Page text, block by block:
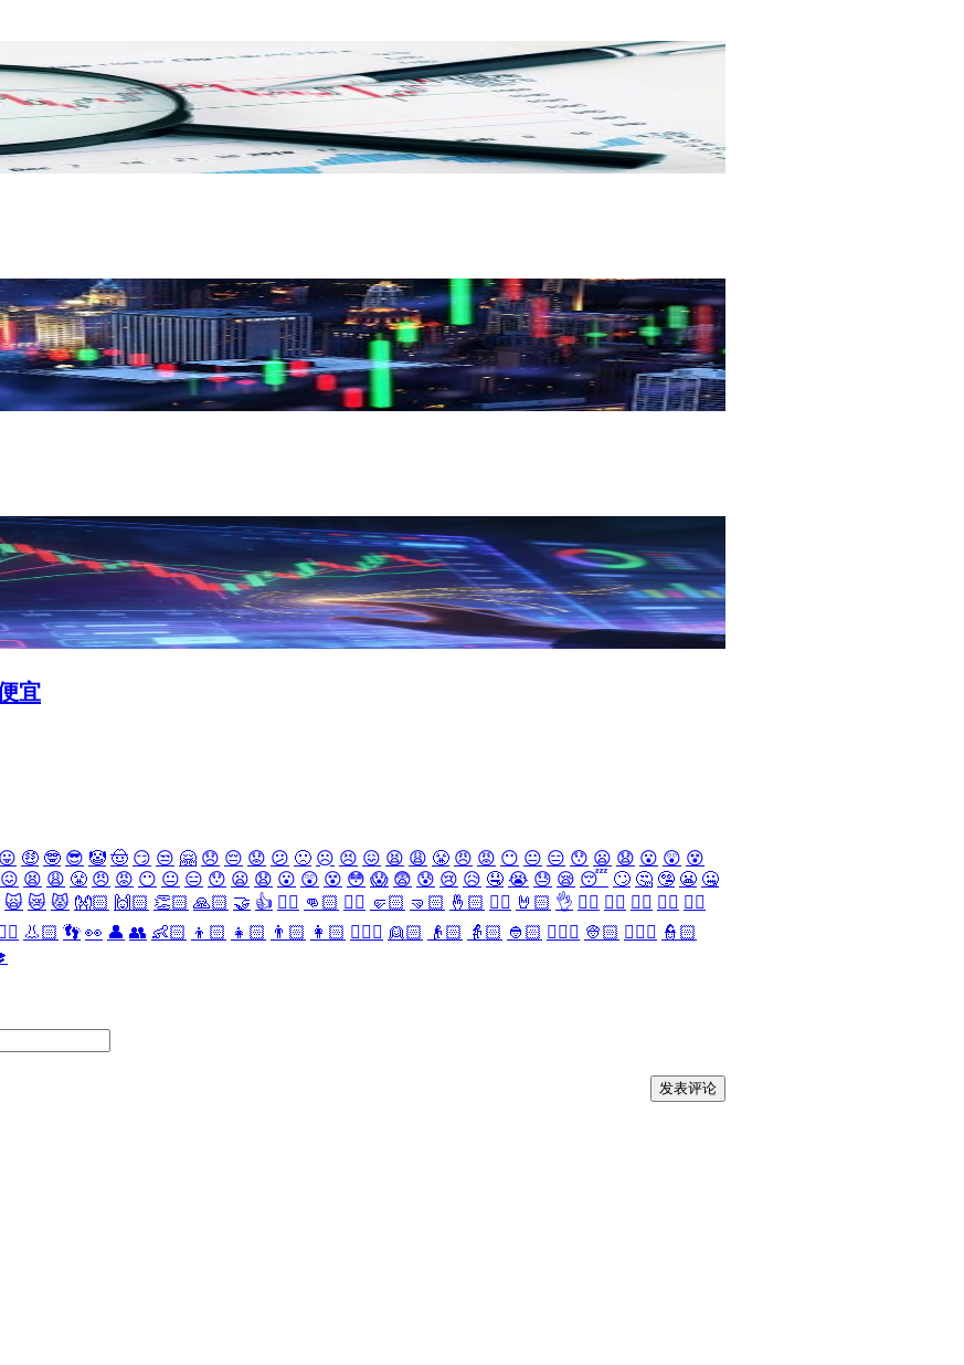
宜
😛 🤑 🤓 😎 🤡 🤠 😏 😒 🤗 😞 😔 😟 😕 🙁 ☹️ 😣 😖 😫 😩 😤 😠 😡 😶 😐 😑 😯 😦 😧 😮 😲 😵
😖 😫 😩 😤 😠 😡 😶 😐 😑 😯 😦 😧 😮 😲 😵 😳 😱 😨 😰 😢 😥 🤤 😭 😓 😪 😴 🙄 🤔 🤥 😬 🤐
🙀 😿 😾 👐🏻 🙌🏻 👏🏻 🙏🏻 🤝 👍 👎🏻 👊🏻 ✊🏻 🤛🏻 🤜🏻 🤞🏻 ✌🏻 🤘🏻 👌 👈🏻 👉🏻 👆🏻 👇🏻 ☝🏻
👂🏻 👃🏻 👣 👀 👤 👥 👶🏻 👦🏻 👧🏻 👨🏻 👩🏻 👱🏻‍♀️ 👱🏻 👴🏻 👵🏻 👲🏻 👳🏻‍♀️ 👳🏻 👮🏻‍♀️ 👮🏻